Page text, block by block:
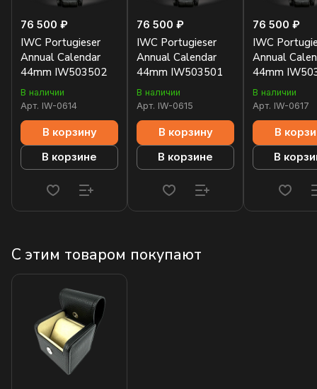
76 500 ₽
IWC Portugieser
Annual Calendar
44mm IW503502
В наличии
Арт. IW-0614
В корзину
В корзине
76 500 ₽
IWC Portugieser
Annual Calendar
44mm IW503501
В наличии
Арт. IW-0615
В корзину
В корзине
76 500 ₽
IWC
Annual
44mm
В наличии
Арт. IW-0617
В
В
С этим товаром покупают